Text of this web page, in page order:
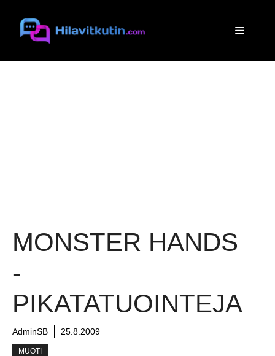
sisältöön
Valikko
MONSTER HANDS
-
PIKATATUOINTEJA
AdminSB 25.8.2009
MUOTI